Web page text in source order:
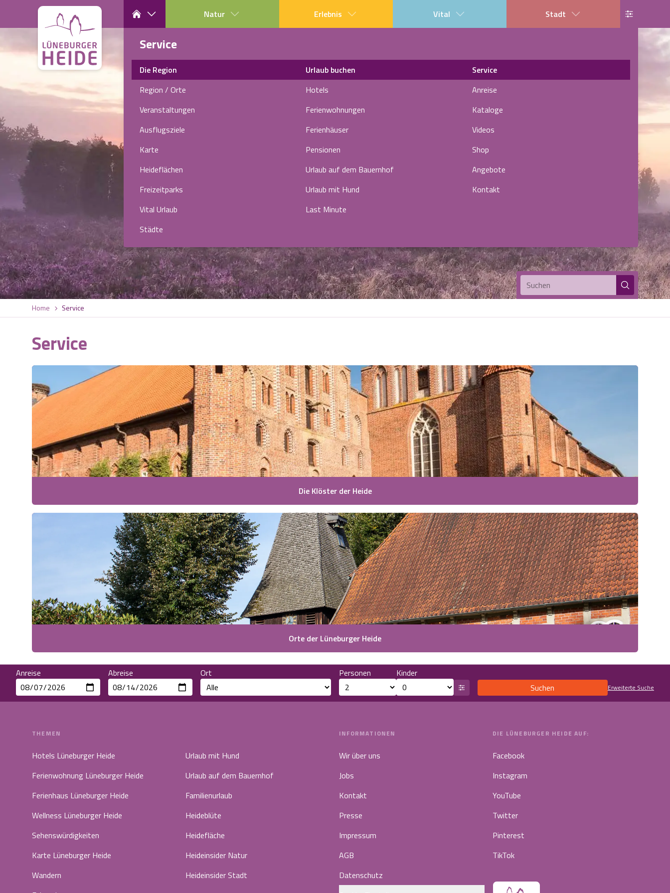
Service
Die Region
Region / Orte
Veranstaltungen
Ausflugsziele
Karte
Heideflächen
Freizeitparks
Vital Urlaub
Städte
Urlaub buchen
Hotels
Ferienwohnungen
Ferienhäuser
Pensionen
Urlaub auf dem Bauernhof
Urlaub mit Hund
Last Minute
Service
Anreise
Kataloge
Videos
Shop
Angebote
Kontakt
Natur Erlebnis Vital Stadt
Suchen
Home Service
Service
Die Klöster der Heide
Orte der Lüneburger Heide
Anreise Abreise Ort Personen
Kinder
Suchen
Erweiterte Suche
THEMEN
Hotels Lüneburger Heide
Ferienwohnung Lüneburger Heide
Ferienhaus Lüneburger Heide
Wellness Lüneburger Heide
Sehenswürdigkeiten
Karte Lüneburger Heide
Wandern
Urlaub mit Hund
Urlaub auf dem Bauernhof
Familienurlaub
Heideblüte
Heidefläche
Heideinsider Natur
Heideinsider Stadt
INFORMATIONEN
Wir über uns
Jobs
Kontakt
Presse
Impressum
AGB
Datenschutz
DIE LÜNEBURGER HEIDE AUF:
Facebook
Instagram
YouTube
Twitter
Pinterest
TikTok